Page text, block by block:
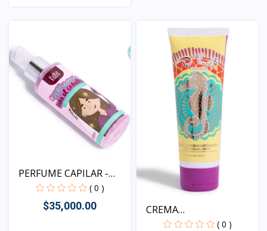
PERFUME CAPILAR -
EXITO...
( 0 )
$35,000.00
CREMA
AUTOBRONCEADORA
( 0 )